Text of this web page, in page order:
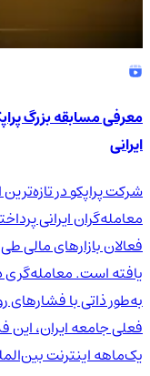
معرفی مسابقه بزرگ
ایرانی
شرکت پراپکو در
معامله‌گران ایرانی
فعالان بازارهای مالی
یافته است. معامله‌گری
به‌طور ذاتی با فشارهای
فعلی جامعه ایران،
یک‌ماهه اینترنت